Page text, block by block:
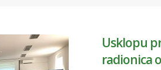
Usklopu
radionica